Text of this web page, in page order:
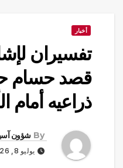
أخبار
تفسيران
قصد حسام
ذراعيه أمام
By شؤون
يوليو 8, 2026